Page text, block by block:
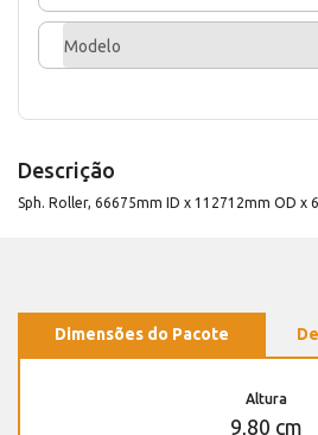
Modelo
Descrição
Sph. Roller, 66675mm ID x 112712mm OD x
Dimensões do Pacote
Altura
9,80 cm